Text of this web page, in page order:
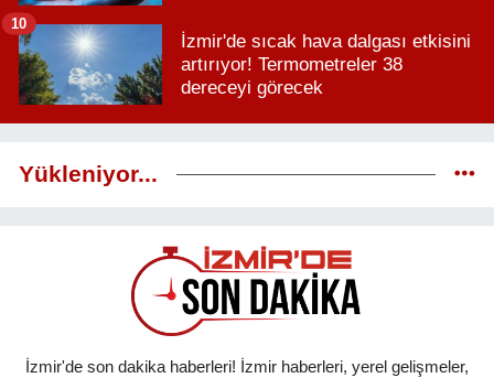
İzmir'de sıcak hava dalgası etkisini
artırıyor! Termometreler 38
dereceyi görecek
10
Yükleniyor...
İzmir'de son dakika haberleri! İzmir haberleri, yerel gelişmeler,